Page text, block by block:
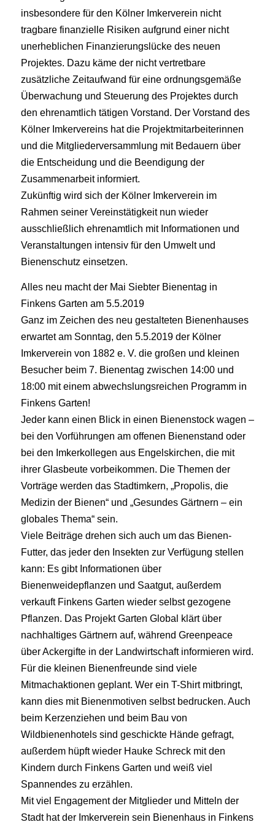
insbesondere für den Kölner Imkerverein nicht
tragbare finanzielle Risiken aufgrund einer nicht
unerheblichen Finanzierungslücke des neuen
Projektes. Dazu käme der nicht vertretbare
zusätzliche Zeitaufwand für eine ordnungsgemäße
Überwachung und Steuerung des Projektes durch
den ehrenamtlich tätigen Vorstand. Der Vorstand des
Kölner Imkervereins hat die Projektmitarbeiterinnen
und die Mitgliederversammlung mit Bedauern über
die Entscheidung und die Beendigung der
Zusammenarbeit informiert.
Zukünftig wird sich der Kölner Imkerverein im
Rahmen seiner Vereinstätigkeit nun wieder
ausschließlich ehrenamtlich mit Informationen und
Veranstaltungen intensiv für den Umwelt und
Bienenschutz einsetzen.
Alles neu macht der Mai Siebter Bienentag in
Finkens Garten am 5.5.2019
Ganz im Zeichen des neu gestalteten Bienenhauses
erwartet am Sonntag, den 5.5.2019 der Kölner
Imkerverein von 1882 e. V. die großen und kleinen
Besucher beim 7. Bienentag zwischen 14:00 und
18:00 mit einem abwechslungsreichen Programm in
Finkens Garten!
Jeder kann einen Blick in einen Bienenstock wagen –
bei den Vorführungen am offenen Bienenstand oder
bei den Imkerkollegen aus Engelskirchen, die mit
ihrer Glasbeute vorbeikommen. Die Themen der
Vorträge werden das Stadtimkern, „Propolis, die
Medizin der Bienen“ und „Gesundes Gärtnern – ein
globales Thema“ sein.
Viele Beiträge drehen sich auch um das Bienen-
Futter, das jeder den Insekten zur Verfügung stellen
kann: Es gibt Informationen über
Bienenweidepflanzen und Saatgut, außerdem
verkauft Finkens Garten wieder selbst gezogene
Pflanzen. Das Projekt Garten Global klärt über
nachhaltiges Gärtnern auf, während Greenpeace
über Ackergifte in der Landwirtschaft informieren wird.
Für die kleinen Bienenfreunde sind viele
Mitmachaktionen geplant. Wer ein T-Shirt mitbringt,
kann dies mit Bienenmotiven selbst bedrucken. Auch
beim Kerzenziehen und beim Bau von
Wildbienenhotels sind geschickte Hände gefragt,
außerdem hüpft wieder Hauke Schreck mit den
Kindern durch Finkens Garten und weiß viel
Spannendes zu erzählen.
Mit viel Engagement der Mitglieder und Mitteln der
Stadt hat der Imkerverein sein Bienenhaus in Finkens